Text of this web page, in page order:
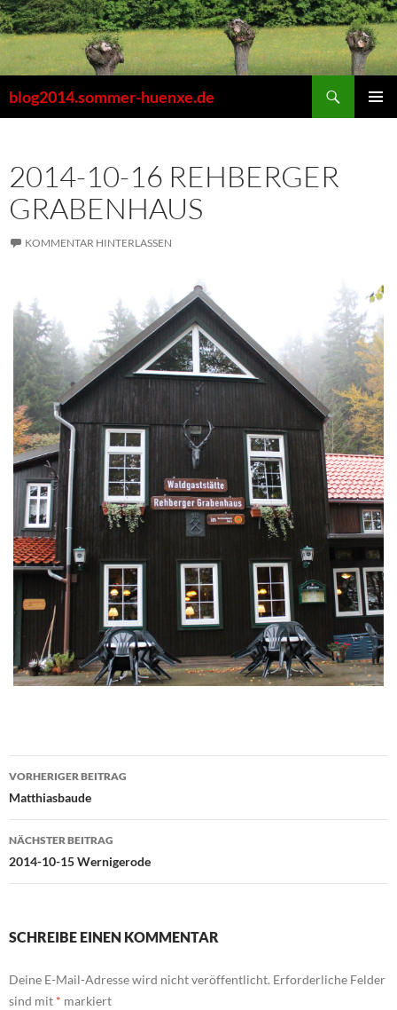
Zum
Inhalt
springen
blog2014.sommer-huenxe.de
2014-10-16 REHBERGER
GRABENHAUS
KOMMENTAR HINTERLASSEN
Beitragsnavigation
VORHERIGER BEITRAG
Matthiasbaude
NÄCHSTER BEITRAG
2014-10-15 Wernigerode
SCHREIBE EINEN KOMMENTAR
Deine E-Mail-Adresse wird nicht veröffentlicht. Erforderliche Felder
sind mit * markiert